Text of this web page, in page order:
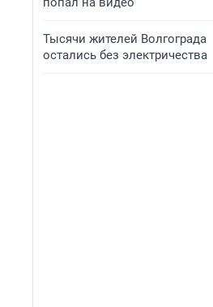
Тысячи жителей Волгограда
остались без электричества